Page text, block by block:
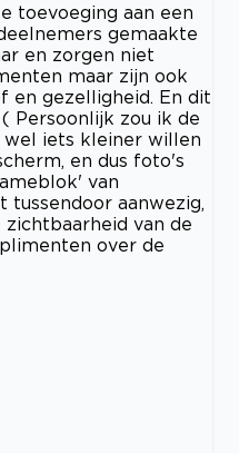
toevoeging aan een
gemaakte
en zorgen niet
maar zijn ook
en gezelligheid. En dit
Persoonlijk zou ik de
iets kleiner willen
en dus foto's
van
tussendoor aanwezig,
van de
over de